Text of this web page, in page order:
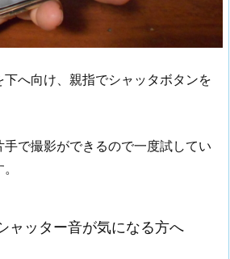
へ向け、親指でシャッタボタンを
で撮影ができるので一度試してい
ャッター音が気になる方へ